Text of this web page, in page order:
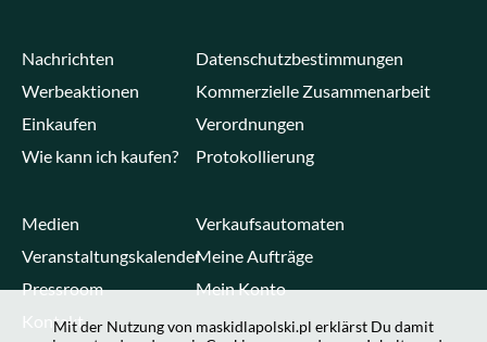
Nachrichten
Werbeaktionen
Einkaufen
Wie kann ich kaufen?
Datenschutzbestimmungen
Kommerzielle Zusammenarbeit
Verordnungen
Protokollierung
Medien
Veranstaltungskalender
Pressroom
Kontakt
Verkaufsautomaten
Meine Aufträge
Mein Konto
Mit der Nutzung von maskidlapolski.pl erklärst Du damit